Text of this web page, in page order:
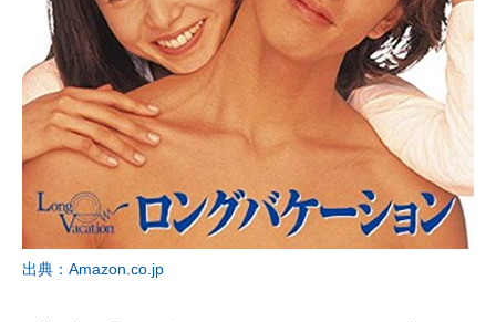
出典：Amazon.co.jp